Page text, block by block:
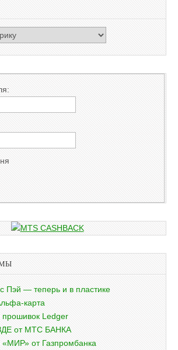
Пэй — теперь и в пластике
карта
Ledger
от МТС БАНКА
«МИР» от Газпромбанка